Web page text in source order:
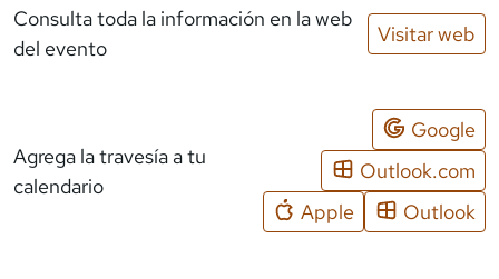
Consulta toda la información en la web
del evento
Visitar web
Agrega la travesía a tu
calendario
Google
Outlook.com
Apple
Outlook